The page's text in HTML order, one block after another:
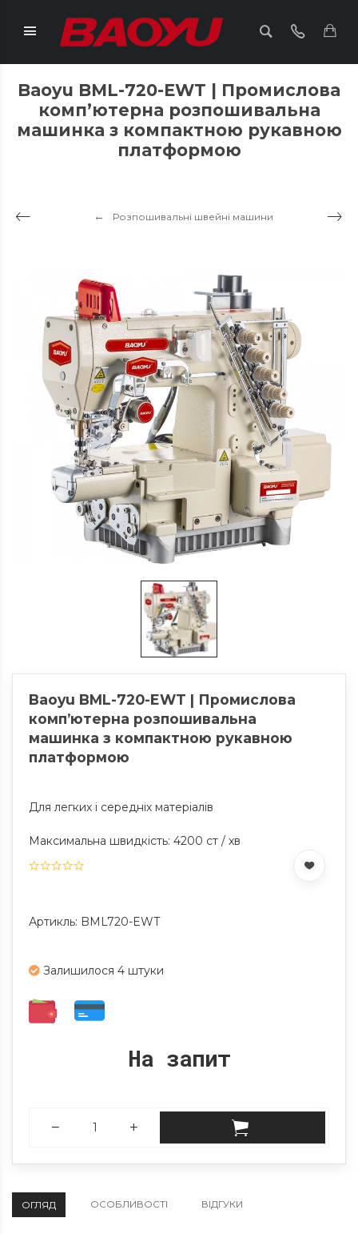
Baoyu BML-720-EWT | Промислова
комп’ютерна розпошивальна
машинка з компактною рукавною
платформою
Розпошивальні швейні машини
Baoyu BML-720-EWT | Промислова
комп’ютерна розпошивальна
машинка з компактною рукавною
платформою
Для легких і середніх матеріалів
Максимальна швидкість: 4200 ст / хв
Артикль: BML720-EWT
Залишилося 4 штуки
На запит
ОГЛЯД ОСОБЛИВОСТІ ВІДГУКИ